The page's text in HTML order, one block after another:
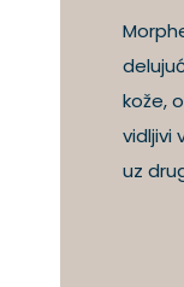
kože,
vidljivi
uz